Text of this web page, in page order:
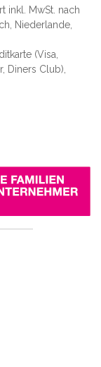
inkl. MwSt. nach
Niederlande,
(Visa,
Diners Club),